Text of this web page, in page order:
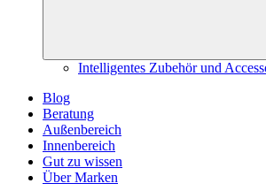
Intelligentes Zubehör und
Blog
Beratung
Außenbereich
Innenbereich
Gut zu wissen
Über Marken